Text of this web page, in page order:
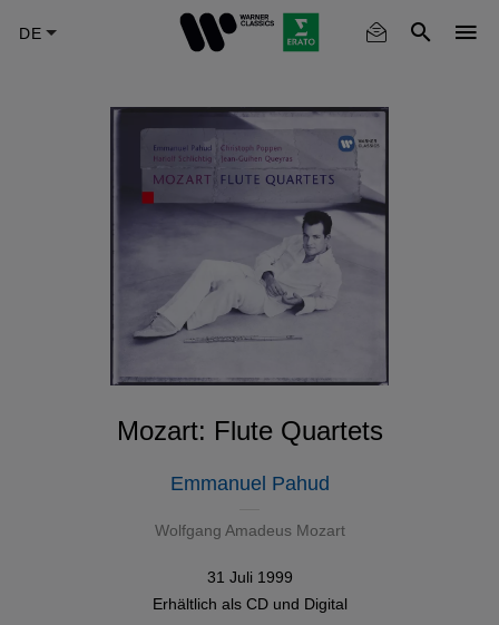
Mozart: Flute Quartets
Emmanuel Pahud
Wolfgang Amadeus Mozart
31 Juli 1999
Erhältlich als CDund Digital